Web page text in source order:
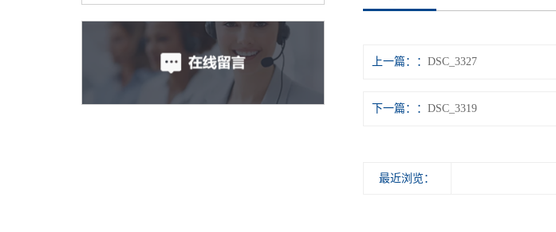
上一篇： DSC_3327
下一篇： DSC_3319
最近浏览：